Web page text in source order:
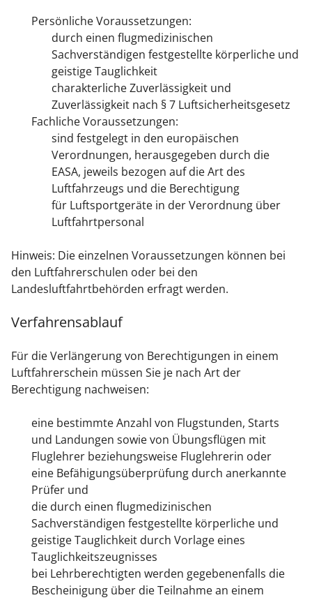
Persönliche Voraussetzungen:
durch einen flugmedizinischen
Sachverständigen festgestellte körperliche und
geistige Tauglichkeit
charakterliche Zuverlässigkeit und
Zuverlässigkeit nach § 7 Luftsicherheitsgesetz
Fachliche Voraussetzungen:
sind festgelegt in den europäischen
Verordnungen, herausgegeben durch die
EASA, jeweils bezogen auf die Art des
Luftfahrzeugs und die Berechtigung
für Luftsportgeräte in der Verordnung über
Luftfahrtpersonal
Hinweis: Die einzelnen Voraussetzungen können bei
den Luftfahrerschulen oder bei den
Landesluftfahrtbehörden erfragt werden.
Verfahrensablauf
Für die Verlängerung von Berechtigungen in einem
Luftfahrerschein müssen Sie je nach Art der
Berechtigung nachweisen:
eine bestimmte Anzahl von Flugstunden, Starts
und Landungen sowie von Übungsflügen mit
Fluglehrer beziehungsweise Fluglehrerin oder
eine Befähigungsüberprüfung durch anerkannte
Prüfer und
die durch einen flugmedizinischen
Sachverständigen festgestellte körperliche und
geistige Tauglichkeit durch Vorlage eines
Tauglichkeitszeugnisses
bei Lehrberechtigten werden gegebenenfalls die
Bescheinigung über die Teilnahme an einem